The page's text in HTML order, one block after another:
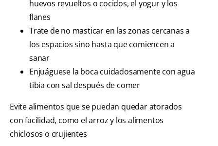
huevos revueltos o cocidos, el yogur y los
flanes
Trate de no masticar en las zonas cercanas a
los espacios sino hasta que comiencen a
sanar
Enjuáguese la boca cuidadosamente con agua
tibia con sal después de comer
Evite alimentos que se puedan quedar atorados
con facilidad, como el arroz y los alimentos
chiclosos o crujientes